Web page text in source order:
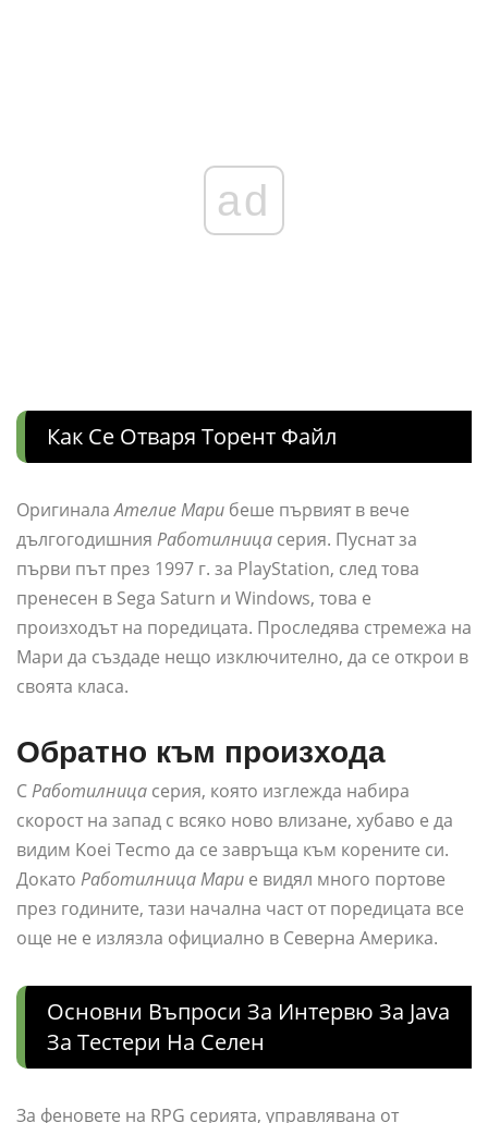
ad
Как Се Отваря Торент Файл
ОригиналаАтелие Мари беше първият в вече
дългогодишния Работилница серия. Пуснат за
първи път през 1997 г. за PlayStation, след това
пренесен в Sega Saturn и Windows, това е
произходът на поредицата. Проследява стремежа на
Мари да създаде нещо изключително, да се открои в
своята класа.
Обратно към произхода
СРаботилница серия, която изглежда набира
скорост на запад с всяко ново влизане, хубаво е да
видим Koei Tecmo да се завръща към корените си.
Докато РаботилницаМари е видял много портове
през годините, тази начална част от поредицата все
още не е излязла официално в Северна Америка.
Основни Въпроси За Интервю За Java
За Тестери На Селен
За феновете на RPG серията, управлявана от